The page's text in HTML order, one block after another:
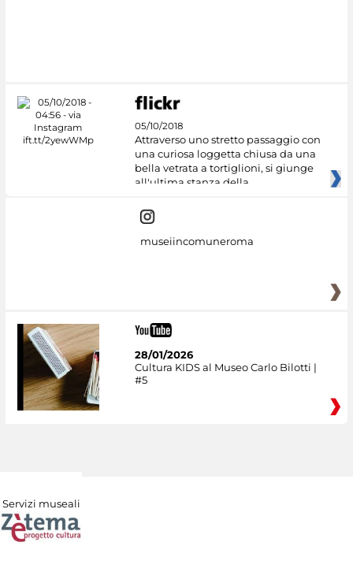
05/10/2018
Attraverso uno stretto passaggio con
una curiosa loggetta chiusa da una
bella vetrata a tortiglioni, si giunge
all'ultima stanza della
museiincomuneroma
28/01/2026
Cultura KIDS al Museo Carlo Bilotti |
#5
Servizi museali